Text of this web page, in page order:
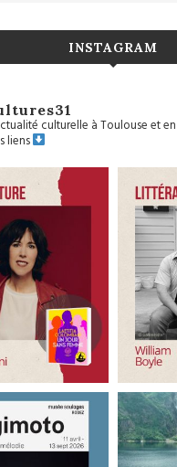
INSTAGRAM
culturelle à Toulouse et
liens